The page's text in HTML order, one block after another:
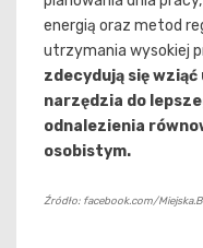
energią oraz metod
utrzymania wysokiej
zdecydują się
narzędzia do
odnalezienia
osobistym.
Źródło: facebook.com/